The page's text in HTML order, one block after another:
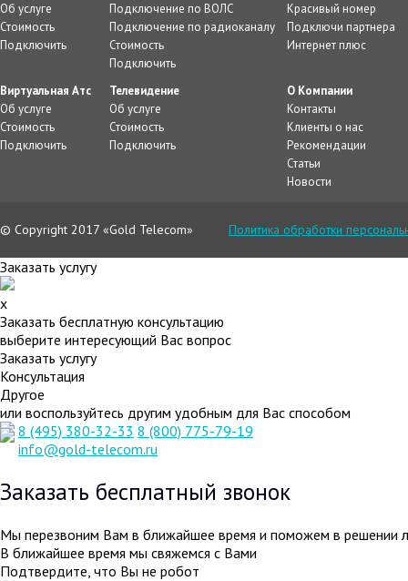
Об услуге
Стоимость
Подключить
Подключение по ВОЛС
Подключение по радиоканалу
Стоимость
Подключить
Красивый номер
Подключи партнера
Интернет плюс
Виртуальная Атс
Об услуге
Стоимость
Подключить
Телевидение
Об услуге
Стоимость
Подключить
О Компании
Контакты
Клиенты о нас
Рекомендации
Статьи
Новости
© Copyright 2017 «Gold Telecom» Политика обработки
Заказать услугу
x
Заказать бесплатную консультацию
выберите интересующий Вас вопрос
Заказать услугу
Консультация
Другое
или воспользуйтесь другим удобным для Вас способом
8 (495) 380-32-33 8 (800) 775-79-19
info@gold-telecom.ru
Заказать бесплатный звонок
Мы перезвоним Вам в ближайшее время и поможем в решении
В ближайшее время мы свяжемся с Вами
Подтвердите, что Вы не робот